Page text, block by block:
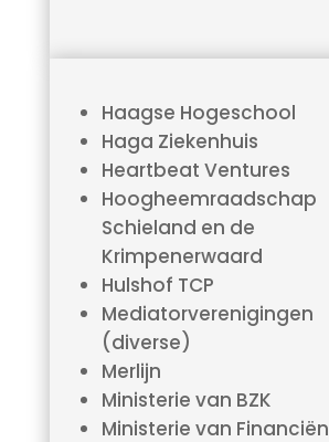
Haagse Hogeschool
Haga Ziekenhuis
Heartbeat Ventures
Hoogheemraadschap
Schieland en de
Krimpenerwaard
Hulshof TCP
Mediatorverenigingen
(diverse)
Merlijn
Ministerie van BZK
Ministerie van Financiën